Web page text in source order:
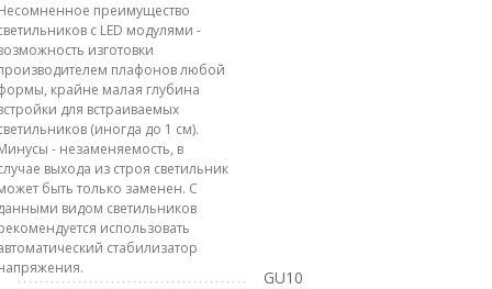
преимущество
с LED модулями -
изготовки
плафонов любой
крайне малая глубина
для встраиваемых
(иногда до 1 см).
- незаменяемость, в
выхода из строя светильник
быть только заменен. С
видом светильников
использовать
стабилизатор
GU10